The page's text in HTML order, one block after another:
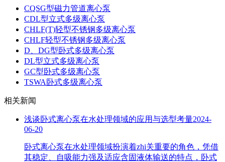
CQSG型磁力管道离心泵
CDL型立式多级离心泵
CHLF(T)轻型不锈钢多级离心泵
CHLF轻型不锈钢多级离心泵
D、DG型卧式多级离心泵
DL型立式多级离心泵
GC型卧式多级离心泵
TSWA卧式多级离心泵
相关新闻
浅谈卧式离心泵在水处理领域的应用与选型考量2024-
06-20
卧式离心泵在水处理领域扮演着zhi关重要的角色，凭借
其稳定、自吸能力强及适应含固液体输送的特点，卧式